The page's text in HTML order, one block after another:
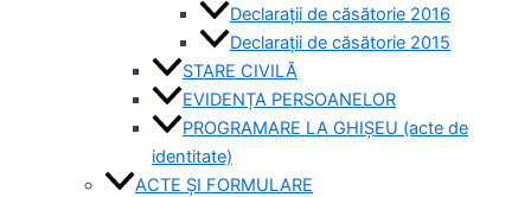
Declarații de căsătorie 2016
Declarații de căsătorie 2015
STARE CIVILĂ
EVIDENȚA PERSOANELOR
PROGRAMARE LA GHIȘEU (acte de
identitate)
ACTE ȘI FORMULARE